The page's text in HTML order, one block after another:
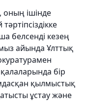
оның ішінде
белсенді кезең
айында Ұлттық
бір
қылмыстық
ұстау және